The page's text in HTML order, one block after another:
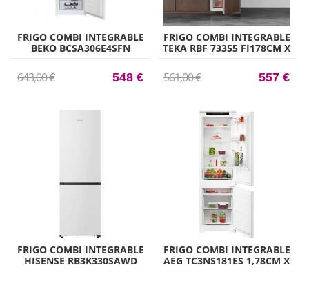
FRIGO COMBI INTEGRABLE
BEKO BCSA306E4SFN
643,00 € 548 €
FRIGO COMBI INTEGRABLE
TEKA RBF 73355 FI178CM X
561,00 € 557 €
FRIGO COMBI INTEGRABLE
HISENSE RB3K330SAWD
FRIGO COMBI INTEGRABLE
AEG TC3NS181ES 1,78CM X